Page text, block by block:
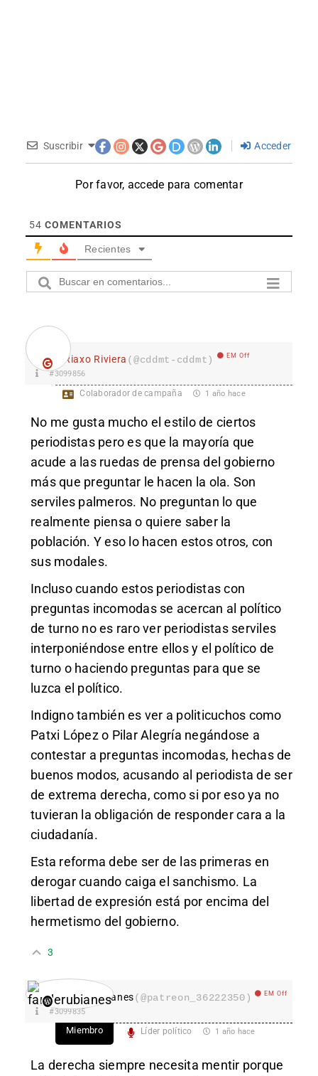
Suscribir Acceder
Por favor, accede para comentar
54 COMENTARIOS
Recientes
Riaxo Riviera (@cddmt-cddmt) EM Off
#3099856
Colaborador de campaña 1 año hace
No me gusta mucho el estilo de ciertos
periodistas pero es que la mayoría que
acude a las ruedas de prensa del gobierno
más que preguntar le hacen la ola. Son
serviles palmeros. No preguntan lo que
realmente piensa o quiere saber la
población. Y eso lo hacen estos otros, con
sus modales.
Incluso cuando estos periodistas con
preguntas incomodas se acercan al político
de turno no es raro ver periodistas serviles
interponiéndose entre ellos y el político de
turno o haciendo preguntas para que se
luzca el político.
Indigno también es ver a politicuchos como
Patxi López o Pilar Alegría negándose a
contestar a preguntas incomodas, hechas de
buenos modos, acusando al periodista de ser
de extrema derecha, como si por eso ya no
tuvieran la obligación de responder cara a la
ciudadanía.
Esta reforma debe ser de las primeras en
derogar cuando caiga el sanchismo. La
libertad de expresión está por encima del
hermetismo del gobierno.
3
fanderubianes(@patreon_36222350) EM Off
#3099835
Miembro Líder político 1 año hace
La derecha siempre necesita mentir porque